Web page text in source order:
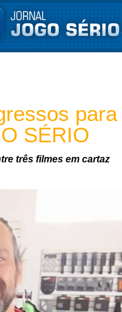
para
SÉRIO
três filmes em cartaz